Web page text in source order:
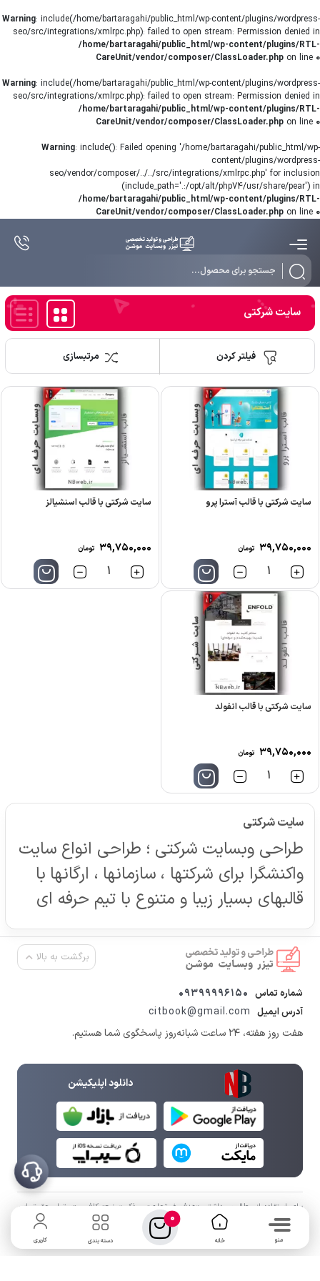
Warning: include(/home/bartaragahi/public_html/wp-content/plugins/wordpress-
seo/src/integrations/xmlrpc.php): failed to open stream: Permission denied in
/home/bartaragahi/public_html/wp-content/plugins/RTL-
CareUnit/vendor/composer/ClassLoader.php on line 0
Warning: include(/home/bartaragahi/public_html/wp-content/plugins/wordpress-
seo/src/integrations/xmlrpc.php): failed to open stream: Permission denied in
/home/bartaragahi/public_html/wp-content/plugins/RTL-
CareUnit/vendor/composer/ClassLoader.php on line 0
Warning: include(): Failed opening '/home/bartaragahi/public_html/wp-
content/plugins/wordpress-
seo/vendor/composer/../../src/integrations/xmlrpc.php' for inclusion
(include_path='.:/opt/alt/php74/usr/share/pear') in
/home/bartaragahi/public_html/wp-content/plugins/RTL-
CareUnit/vendor/composer/ClassLoader.php on line 0
سایت شرکتی
مرتبسازی فیلتر کردن
سایت شرکتی با قالب آسترا پرو
۳۹,۷۵۰,۰۰۰ تومان
تعداد
سایت شرکتی با قالب اسنشیالز
۳۹,۷۵۰,۰۰۰ تومان
تعداد
سایت شرکتی با قالب انفولد
۳۹,۷۵۰,۰۰۰ تومان
تعداد
سایت شرکتی
طراحی وبسایت شرکتی ؛ طراحی انواع سایت
واکنشگرا برای شرکتها ، سازمانها ، ارگانها با
قالبهای بسیار زیبا و متنوع با تیم حرفه ای
منو خانه
0
دسته بندی کاربری
برگشت به بالا
شماره تماس 09399996150
آدرس ایمیل citbook@gmail.com
هفت روز هفته، ۲۴ ساعت شبانه‌روز پاسخگوی شما هستیم.
دانلود اپلیکیشن
برای استفاده از مطالب ، داشتن «هدف غیرتجاری» و ذکر «منبع» کافیست. تمام حقوق اين
وب‌سايت نیز برای نادر بابامرادی مدیریت "طراحی تخصصی تیزر و وبسایت" می باشد.